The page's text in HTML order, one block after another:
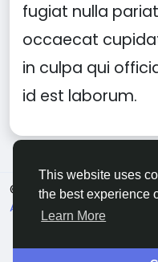
This website uses
the best experience
Learn More
fugiat nulla
occaecat
in culpa qui
id est laborum.
© 2026 THE MIX
About
Terms